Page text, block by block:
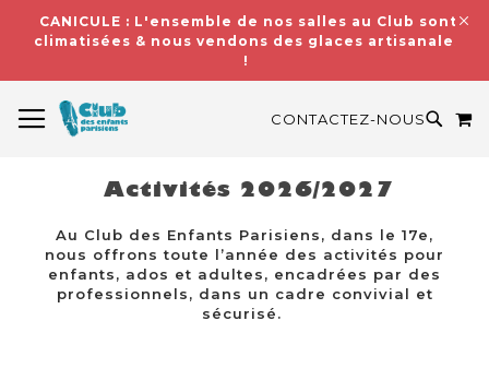
CANICULE : L'ensemble de nos salles au Club sont
climatisées & nous vendons des glaces artisanales
!
CONTACTEZ-NOUS
Activités 2026/2027
Au Club des Enfants Parisiens, dans le 17e,
nous offrons toute l’année des activités pour
enfants, ados et adultes, encadrées par des
professionnels, dans un cadre convivial et
sécurisé.